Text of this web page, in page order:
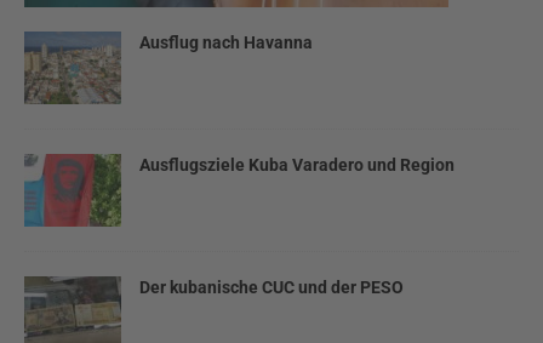
Ausflug nach Havanna
Ausflugsziele Kuba Varadero und Region
Der kubanische CUC und der PESO